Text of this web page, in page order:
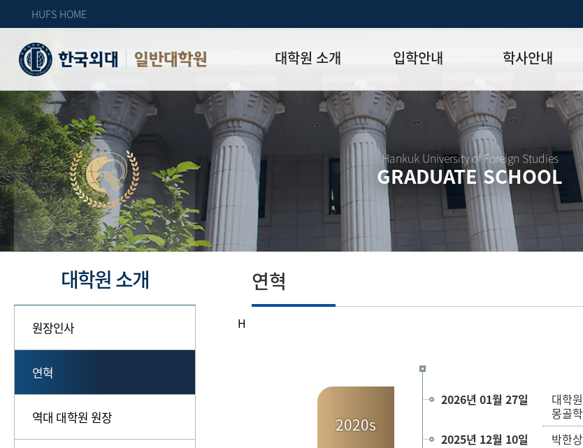
HUFS HOME
일반대학원 대학원 소개
원장인사
연혁
주임교수 연락처
자체 평가
입학안내
모집일정
모집요강
입시 공지사항
학부-대학원 연계과정
석·박사 통합 학위과정
박사후 연구과정
학사안내
학사일정표
강의시간표
수업
학적
장학
외국어시험
종합시험
제 규정
Hankuk University of Foreign Studies
GRADUATE SCHOOL
대학원 소개
원장인사
연혁
역대 대학원 원장
H
연혁
2020s
2026년 01월 27일
대학
몽골
2025년 12월 10일
박한